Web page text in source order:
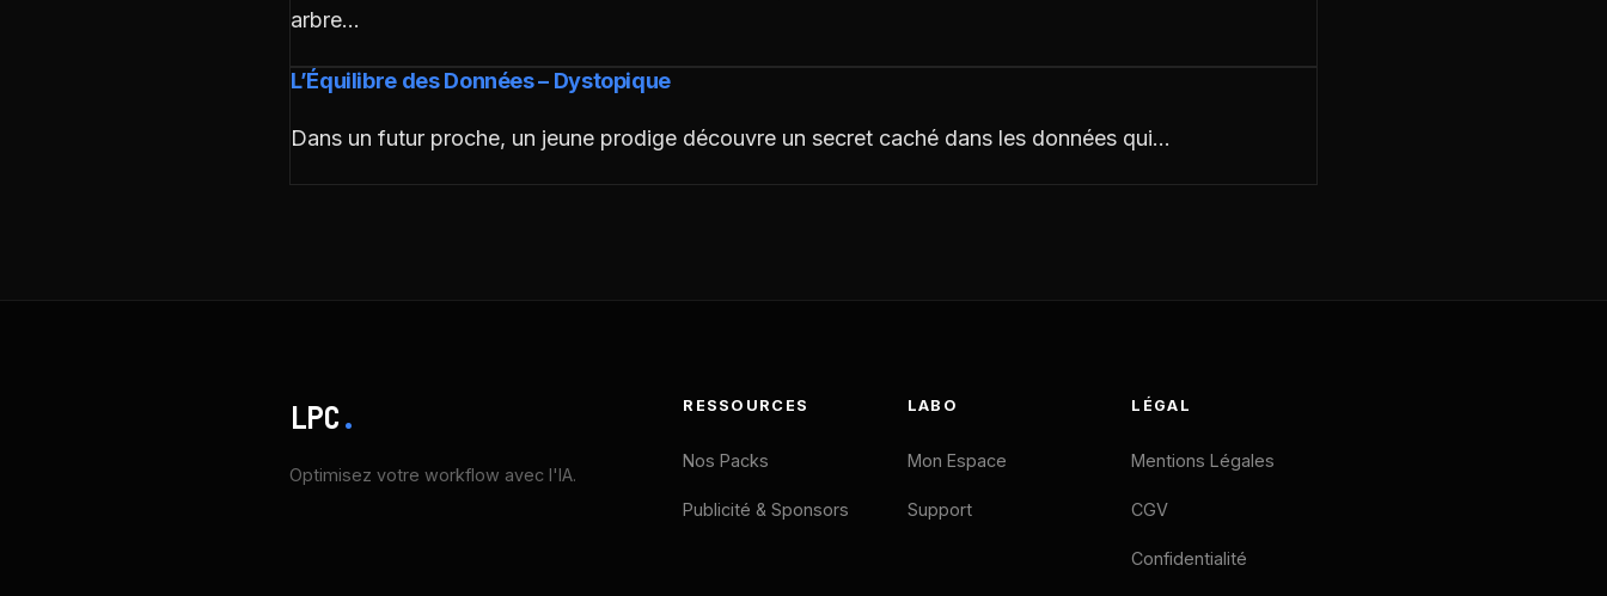
arbre…
L’Équilibre des Données – Dystopique
Dans un futur proche, un jeune prodige découvre un secret caché dans les données qui…
LPC.
Optimisez votre workflow avec l'IA.
RESSOURCES
Nos Packs
Publicité & Sponsors
LABO
Mon Espace
Support
LÉGAL
Mentions Légales
CGV
Confidentialité